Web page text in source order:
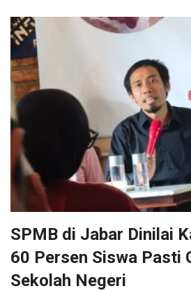
SPMB di Jabar Dinilai
60 Persen Siswa Pasti
Sekolah Negeri